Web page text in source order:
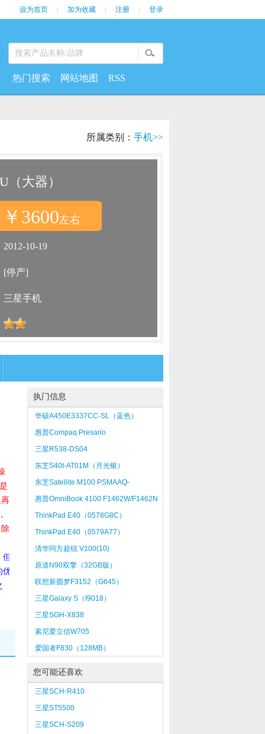
设为首页 加为收藏 注册 登录
热门搜索 网站地图 RSS
所属类别： 手机>>
（大器）
￥3600左右
2012-10-19
[停产]
三星手机
执门信息
华硕A450E3337CC-SL（蓝色）
惠普Compaq Presario
V3802TX(KS395PA)
三星R538-DS04
东芝S40t-AT01M（月光银）
东芝Satellite M100 PSMAAQ-
00R003(薄雾灰)
惠普OmniBook 4100 F1462W/F1462N
ThinkPad E40（0578G8C）
ThinkPad E40（0579A77）
清华同方超锐 V100(10)
原道N90双擎（32GB版）
联想新圆梦F3152（G645）
三星Galaxy S（I9018）
三星SGH-X838
索尼爱立信W705
爱国者F830（128MB）
您可能还喜欢
三星SCH-R410
三星ST5500
三星SCH-S209